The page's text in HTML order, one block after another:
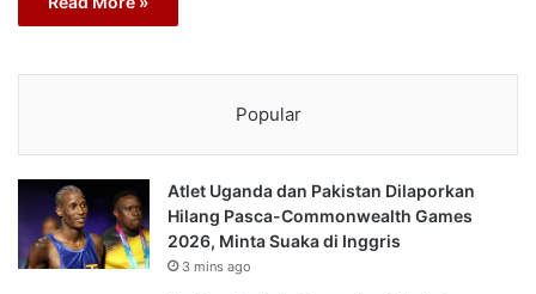
Popular
Atlet Uganda dan Pakistan Dilaporkan
Hilang Pasca-Commonwealth Games
2026, Minta Suaka di Inggris
3 mins ago